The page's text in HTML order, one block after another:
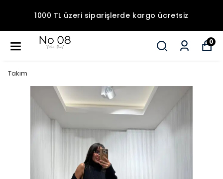
1000 TL üzeri siparişlerde kargo ücretsiz
0
Takım